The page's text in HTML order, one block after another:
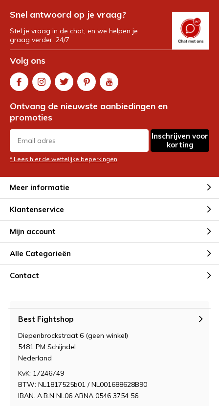
Snel antwoord op je vraag?
Stel je vraag in de chat, en we helpen je
graag verder. 24/7
Volg ons
Ontvang de nieuwste aanbiedingen en
promoties
Inschrijven voor
korting
* Lees hier de wettelijke beperkingen
Meer informatie
Klantenservice
Mijn account
Alle Categorieën
Contact
Best Fightshop
Diepenbrockstraat 6 (geen winkel)
5481 PM Schijndel
Nederland
KvK: 17246749
BTW: NL1817525b01 / NL001688628B90
IBAN: A.B.N NL06 ABNA 0546 3754 56